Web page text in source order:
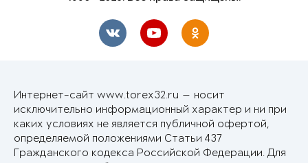
Интернет-сайт www.torex32.ru — носит
исключительно информационный характер и ни при
каких условиях не является публичной офертой,
определяемой положениями Статьи 437
Гражданского кодекса Российской Федерации. Для